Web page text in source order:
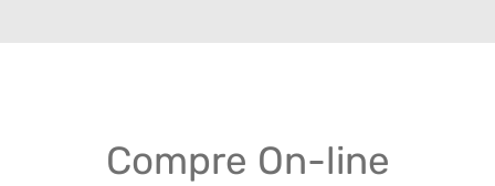
Compre On-line